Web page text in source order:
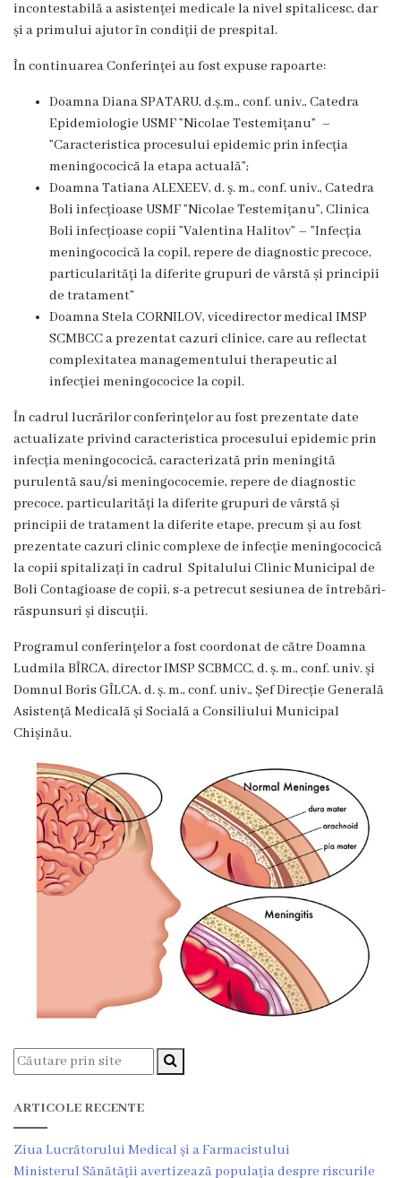
Secția
nr.
4
Secția
terapie
intensivă
și
reanimare
Laborator
Transparență
Contract
CNAM
Planul
de
achiziții
Anunțuri
publice
Audit
Contracte
încheiate
Contract
colectiv
de
Anticorupție
Declarații
răspundere
managerială
incontestabilă a asistenței medicale la nivel spitalicesc, dar
și a primului ajutor în condiții de prespital.
În continuarea Conferinței au fost expuse rapoarte:
Doamna Diana SPATARU, d.ș.m., conf. univ., Catedra
Epidemiologie USMF ”Nicolae Testemițanu” –
”Caracteristica procesului epidemic prin infecția
meningococică la etapa actuală”;
DoamnaTatiana ALEXEEV, d. ș. m., conf. univ., Catedra
Boli infecțioase USMF ”Nicolae Testemițanu”, Clinica
Boli infecțioase copii ”Valentina Halitov” – ”Infecția
meningococică la copil, repere de diagnostic precoce,
particularități la diferite grupuri de vârstă și principii
de tratament”
Doamna Stela CORNILOV, vicedirector medical IMSP
SCMBCC aprezentat cazuri clinice, care au reflectat
complexitatea managementului therapeutic al
infecției meningococice la copil.
În cadrul lucrărilor conferințelor au fost prezentate date
actualizate privind caracteristica procesului epidemic prin
infecția meningococică, caracterizată prin meningită
purulentă sau/si meningococemie, repere de diagnostic
precoce, particularități la diferite grupuri de vârstă și
principii de tratament la diferite etape, precum și au fost
prezentate cazuri clinic complexe de infecție meningococică
la copii spitalizați în cadrul Spitalului Clinic Municipal de
Boli Contagioase de copii, s-a petrecut sesiunea de întrebări-
răspunsuri și discuții.
Programul conferințelor a fost coordonat de către Doamna
Ludmila BÎRCA, director IMSP SCBMCC, d. ș. m., conf. univ. și
Domnul Boris GÎLCA, d. ș. m., conf. univ., Șef Direcție Generală
Asistență Medicală și Socialăa Consiliului Municipal
Chișinău.
ARTICOLE RECENTE
Ziua Lucrătorului Medical și a Farmacistului
Ministerul Sănătății avertizează populația despre riscurile